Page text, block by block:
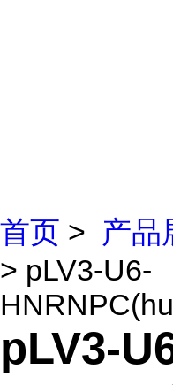
首页 > 产品
> pLV3-U6-
pLV3-